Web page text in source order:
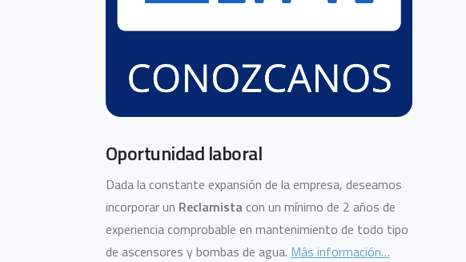
Oportunidad laboral
Dada la constante expansión de la empresa, deseamos
incorporar un Reclamistacon un mínimo de 2 años de
experiencia comprobable en mantenimiento de todo tipo
de ascensores y bombas de agua. Más información…